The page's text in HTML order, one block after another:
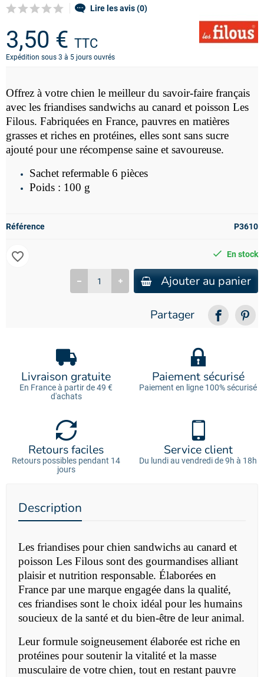
Lire les avis (0)
3,50 € TTC
Expédition sous 3 à 5 jours ouvrés
Offrez à votre chien le meilleur du savoir-faire français
avec les friandises sandwichs au canard et poisson Les
Filous. Fabriquées en France, pauvres en matières
grasses et riches en protéines, elles sont sans sucre
ajouté pour une récompense saine et savoureuse.
Sachet refermable 6 pièces
Poids : 100 g
Référence P3610
En stock
Ajouter au panier
favorite_border
Partager
Livraison gratuite
En France à partir de 49 €
d'achats
Paiement sécurisé
Paiement en ligne 100% sécurisé
Retours faciles
Retours possibles pendant 14
jours
Service client
Du lundi au vendredi de 9h à 18h
Description
Les friandises pour chien sandwichs au canard et
poisson Les Filous sont des gourmandises alliant
plaisir et nutrition responsable. Élaborées en
France par une marque engagée dans la qualité,
ces friandises sont le choix idéal pour les humains
soucieux de la santé et du bien-être de leur animal.
Leur formule soigneusement élaborée est riche en
protéines pour soutenir la vitalité et la masse
musculaire de votre chien, tout en restant pauvre